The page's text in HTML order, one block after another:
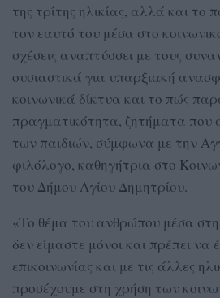
της τρίτης ηλικίας, αλλά και το
τον εαυτό του μέσα στο
σχέσεις αναπτύσσει με τους
ουσιαστικά για υπαρξιακή
κοινωνικά δίκτυα και το πώς
πραγματικότητα, ζητήματα που
των παιδιών, σύμφωνα με την
φιλόλογο, καθηγήτρια στο
του Δήμου Αγίου Δημητρίου.
«Το θέμα του ανθρώπου μέσα
δεν είμαστε μόνοι και πρέπει να
επικοινωνίας και με τις άλλες
προσέχουμε στη χρήση των